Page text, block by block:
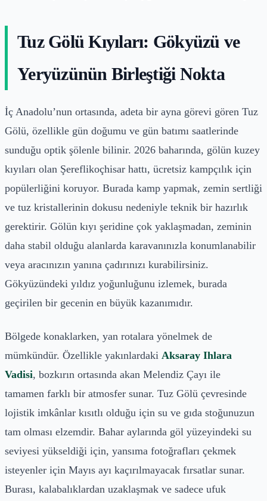
Tuz Gölü Kıyıları: Gökyüzü ve
Yeryüzünün Birleştiği Nokta
İç Anadolu’nun ortasında, adeta bir ayna görevi gören Tuz
Gölü, özellikle gün doğumu ve gün batımı saatlerinde
sunduğu optik şölenle bilinir. 2026 baharında, gölün kuzey
kıyıları olan Şereflikoçhisar hattı, ücretsiz kampçılık için
popülerliğini koruyor. Burada kamp yapmak, zemin sertliği
ve tuz kristallerinin dokusu nedeniyle teknik bir hazırlık
gerektirir. Gölün kıyı şeridine çok yaklaşmadan, zeminin
daha stabil olduğu alanlarda karavanınızla konumlanabilir
veya aracınızın yanına çadırınızı kurabilirsiniz.
Gökyüzündeki yıldız yoğunluğunu izlemek, burada
geçirilen bir gecenin en büyük kazanımıdır.
Bölgede konaklarken, yan rotalara yönelmek de
mümkündür. Özellikle yakınlardaki Aksaray Ihlara
Vadisi, bozkırın ortasında akan Melendiz Çayı ile
tamamen farklı bir atmosfer sunar. Tuz Gölü çevresinde
lojistik imkânlar kısıtlı olduğu için su ve gıda stoğunuzun
tam olması elzemdir. Bahar aylarında göl yüzeyindeki su
seviyesi yükseldiği için, yansıma fotoğrafları çekmek
isteyenler için Mayıs ayı kaçırılmayacak fırsatlar sunar.
Burası, kalabalıklardan uzaklaşmak ve sadece ufuk